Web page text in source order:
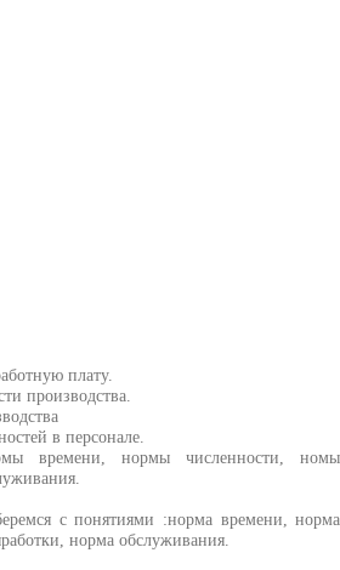
плату.
производства.
в персонале.
времени, нормы численности, номы
с понятиями :норма времени, норма
норма обслуживания.